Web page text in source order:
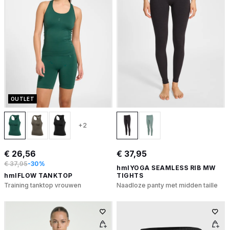
OUTLET
+2
€ 26,56
€ 37,95-30%
hmlFLOW TANKTOP
Training tanktop vrouwen
€ 37,95
hmlYOGA SEAMLESS RIB MW
TIGHTS
Naadloze panty met midden taille